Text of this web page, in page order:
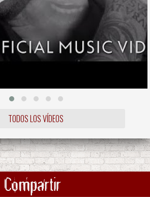
TODOS LOS VÍDEOS
Compartir